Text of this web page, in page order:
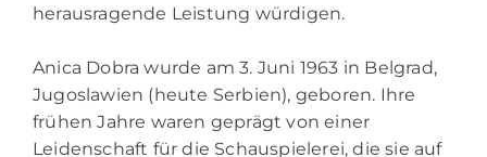
herausragende Leistung würdigen.
Anica Dobra wurde am 3. Juni 1963 in Belgrad,
Jugoslawien (heute Serbien), geboren. Ihre
frühen Jahre waren geprägt von einer
Leidenschaft für die Schauspielerei, die sie auf